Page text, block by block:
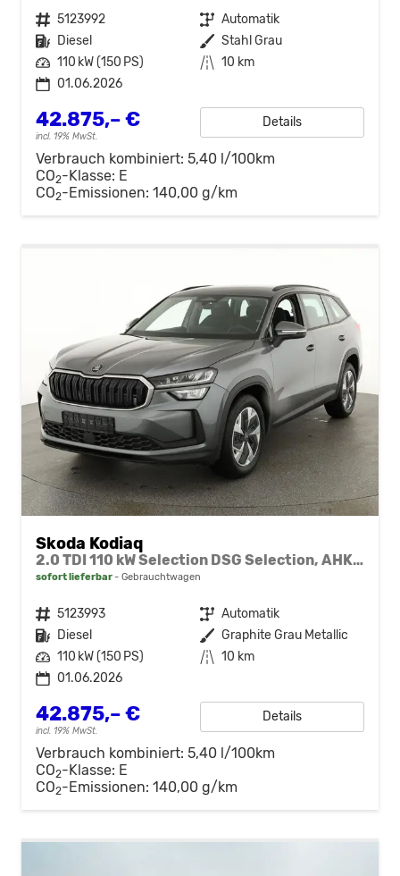
Fahrzeugnr. 5123992 Getriebe Automatik
Kraftstoff Diesel Außenfarbe Stahl Grau
Leistung 110 kW (150 PS) Kilometerstand 10 km
01.06.2026
42.875,– €
incl. 19% MwSt.
Details
Verbrauch kombiniert: 5,40 l/100km
CO2-Klasse: E
CO2-Emissionen: 140,00 g/km
Skoda Kodiaq
2.0 TDI 110 kW Selection DSG Selection, AHK, Navi, Side, Kamera, Winter, 4 J.-Garantie
sofort lieferbar Gebrauchtwagen
Fahrzeugnr. 5123993 Getriebe Automatik
Kraftstoff Diesel Außenfarbe Graphite Grau Metallic
Leistung 110 kW (150 PS) Kilometerstand 10 km
01.06.2026
42.875,– €
incl. 19% MwSt.
Details
Verbrauch kombiniert: 5,40 l/100km
CO2-Klasse: E
CO2-Emissionen: 140,00 g/km